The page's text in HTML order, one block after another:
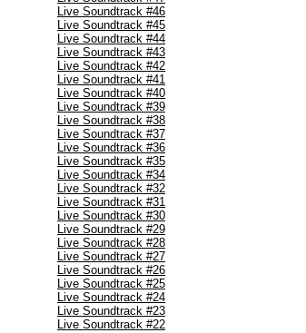
Live Soundtrack #46
Live Soundtrack #45
Live Soundtrack #44
Live Soundtrack #43
Live Soundtrack #42
Live Soundtrack #41
Live Soundtrack #40
Live Soundtrack #39
Live Soundtrack #38
Live Soundtrack #37
Live Soundtrack #36
Live Soundtrack #35
Live Soundtrack #34
Live Soundtrack #32
Live Soundtrack #31
Live Soundtrack #30
Live Soundtrack #29
Live Soundtrack #28
Live Soundtrack #27
Live Soundtrack #26
Live Soundtrack #25
Live Soundtrack #24
Live Soundtrack #23
Live Soundtrack #22